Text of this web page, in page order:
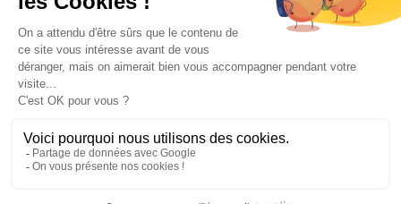
Commande Papier Qui sommes nous Nous contacter |
Paiement sécurisé
2008 - 2026 © CreaMagic. ALL Rights Reserved.